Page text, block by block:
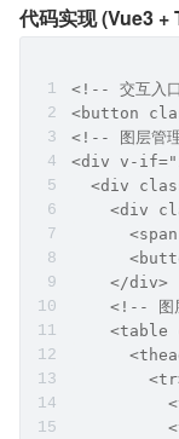
代码实现 (Vue3
<!-- 交互入
<button
<!-- 图层管
<div v-
<div
<div
<span
    </div>
<!-- 图
<table